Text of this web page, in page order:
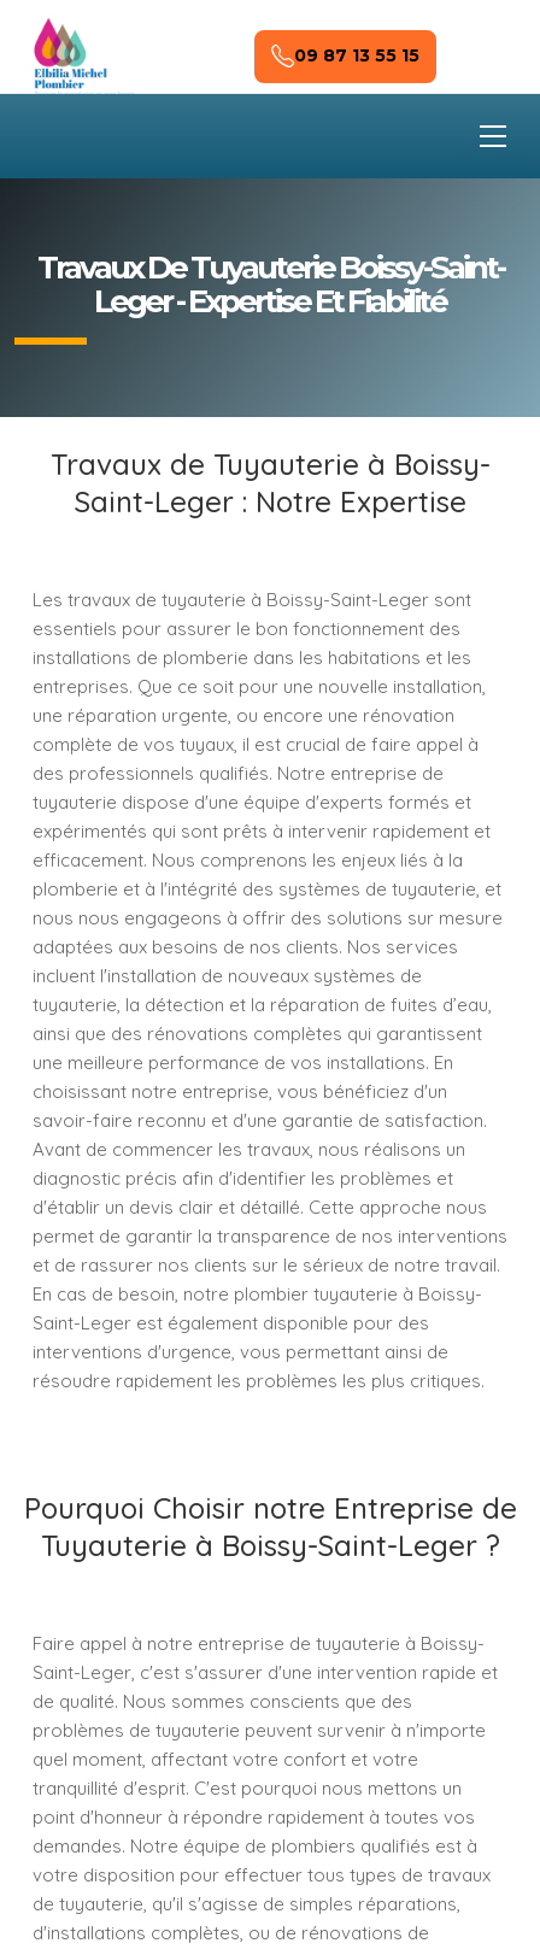
Skip to main content
09 87 13 55 15
Travaux De Tuyauterie Boissy-Saint-
Leger - Expertise Et Fiabilité
Travaux de Tuyauterie à Boissy-
Saint-Leger : Notre Expertise
Les travaux de tuyauterie à Boissy-Saint-Leger sont
essentiels pour assurer le bon fonctionnement des
installations de plomberie dans les habitations et les
entreprises. Que ce soit pour une nouvelle installation,
une réparation urgente, ou encore une rénovation
complète de vos tuyaux, il est crucial de faire appel à
des professionnels qualifiés. Notre entreprise de
tuyauterie dispose d'une équipe d'experts formés et
expérimentés qui sont prêts à intervenir rapidement et
efficacement. Nous comprenons les enjeux liés à la
plomberie et à l'intégrité des systèmes de tuyauterie, et
nous nous engageons à offrir des solutions sur mesure
adaptées aux besoins de nos clients. Nos services
incluent l'installation de nouveaux systèmes de
tuyauterie, la détection et la réparation de fuites d’eau,
ainsi que des rénovations complètes qui garantissent
une meilleure performance de vos installations. En
choisissant notre entreprise, vous bénéficiez d'un
savoir-faire reconnu et d'une garantie de satisfaction.
Avant de commencer les travaux, nous réalisons un
diagnostic précis afin d'identifier les problèmes et
d'établir un devis clair et détaillé. Cette approche nous
permet de garantir la transparence de nos interventions
et de rassurer nos clients sur le sérieux de notre travail.
En cas de besoin, notre plombier tuyauterie à Boissy-
Saint-Leger est également disponible pour des
interventions d'urgence, vous permettant ainsi de
résoudre rapidement les problèmes les plus critiques.
Pourquoi Choisir notre Entreprise de
Tuyauterie à Boissy-Saint-Leger ?
Faire appel à notre entreprise de tuyauterie à Boissy-
Saint-Leger, c'est s'assurer d'une intervention rapide et
de qualité. Nous sommes conscients que des
problèmes de tuyauterie peuvent survenir à n'importe
quel moment, affectant votre confort et votre
tranquillité d'esprit. C'est pourquoi nous mettons un
point d'honneur à répondre rapidement à toutes vos
demandes. Notre équipe de plombiers qualifiés est à
votre disposition pour effectuer tous types de travaux
de tuyauterie, qu'il s'agisse de simples réparations,
d'installations complètes, ou de rénovations de